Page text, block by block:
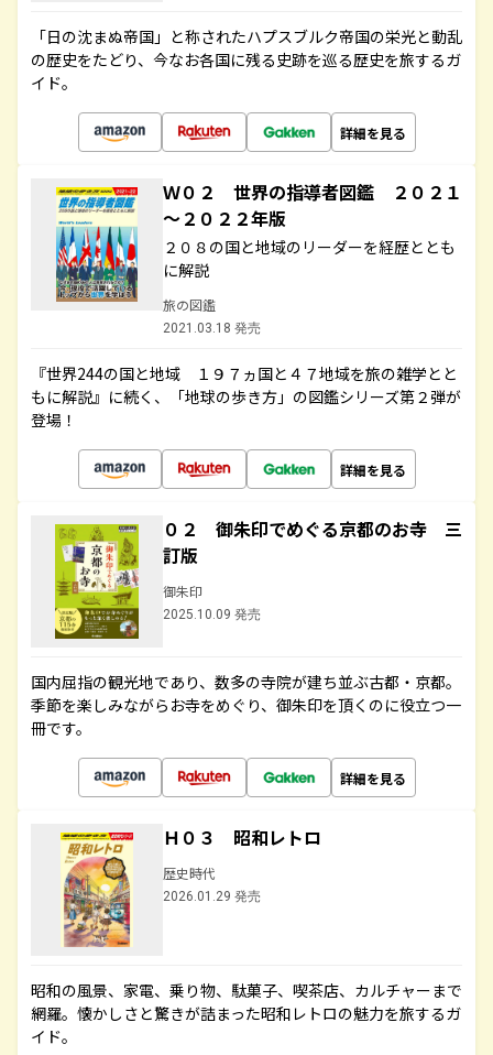
「日の沈まぬ帝国」と称されたハプスブルク帝国の栄光と動乱
の歴史をたどり、今なお各国に残る史跡を巡る歴史を旅するガ
イド。
詳細を見る
Ｗ０２ 世界の指導者図鑑 ２０２１
～２０２２年版
２０８の国と地域のリーダーを経歴ととも
に解説
旅の図鑑
2021.03.18 発売
『世界244の国と地域 １９７ヵ国と４７地域を旅の雑学とと
もに解説』に続く、「地球の歩き方」の図鑑シリーズ第２弾が
登場！
詳細を見る
０２ 御朱印でめぐる京都のお寺 三
訂版
御朱印
2025.10.09 発売
国内屈指の観光地であり、数多の寺院が建ち並ぶ古都・京都。
季節を楽しみながらお寺をめぐり、御朱印を頂くのに役立つ一
冊です。
詳細を見る
Ｈ０３ 昭和レトロ
歴史時代
2026.01.29 発売
昭和の風景、家電、乗り物、駄菓子、喫茶店、カルチャーまで
網羅。懐かしさと驚きが詰まった昭和レトロの魅力を旅するガ
イド。